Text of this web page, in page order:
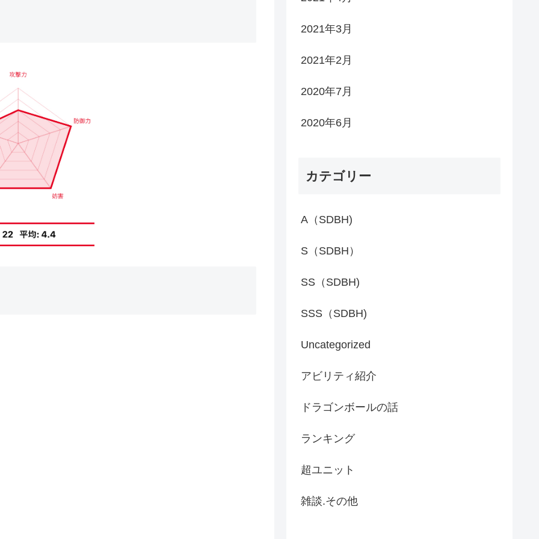
2021年3月
2021年2月
2020年7月
2020年6月
カテゴリー
A（SDBH)
S（SDBH）
SS（SDBH)
SSS（SDBH)
Uncategorized
アビリティ紹介
ドラゴンボールの話
ランキング
超ユニット
雑談.その他